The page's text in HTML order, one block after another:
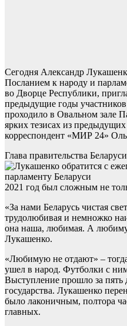
Сегодня Александр
Посланием к народу и
во Дворце Республики,
предыдущие годы
проходило в Овальном зале
ярких тезисах из
корреспондент «МИР 24»
Глава правительства
2021 год был сложным не
«За нами Беларусь чистая
трудолюбивая и немножко
она наша, любимая. А
Лукашенко.
«Любимую не отдают» –
ушел в народ. Футболки с
Выступление прошло за пять
государства. Лукашенко
было лаконичным, полтора
главных.